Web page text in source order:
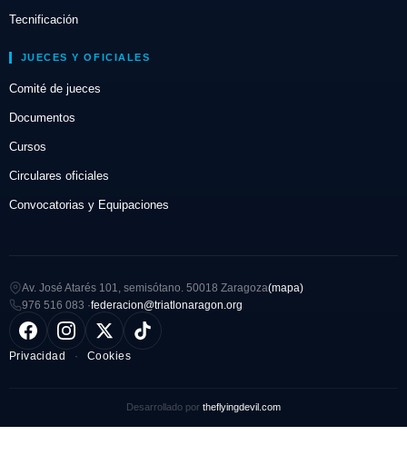
Tecnificación
JUECES Y OFICIALES
Comité de jueces
Documentos
Cursos
Circulares oficiales
Convocatorias y Equipaciones
Av. José Atarés 101, semisótano. 50018 Zaragoza(mapa)
976 516 083 ·federacion@triatlonaragon.org
Privacidad · Cookies
Desarrollado por theflyingdevil.com